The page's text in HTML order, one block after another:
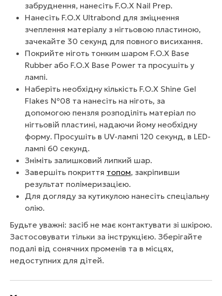
забруднення, нанесіть F.O.X Nail Prep.
Нанесіть F.O.X Ultrabond для зміцнення
зчеплення матеріалу з нігтьовою пластиною,
зачекайте 30 секунд для повного висихання.
Покрийте ніготь тонким шаром F.O.X Base
Rubber або F.O.X Base Power та просушіть у
лампі.
Наберіть необхідну кількість F.O.X Shine Gel
Flakes №08 та нанесіть на ніготь, за
допомогою пензля розподіліть матеріал по
нігтьовій пластині, надаючи йому необхідну
форму. Просушіть в UV-лампі 120 секунд, в LED-
лампі 60 секунд.
Зніміть залишковий липкий шар.
Завершіть покриття топом, закріпивши
результат полімеризацією.
Для догляду за кутикулою нанесіть спеціальну
олію.
Будьте уважні: засіб не має контактувати зі шкірою.
Застосовувати тільки за інструкцією. Зберігайте
подалі від сонячних променів та в місцях,
недоступних для дітей.